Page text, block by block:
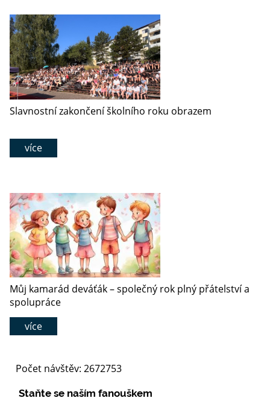
Slavnostní zakončení školního roku obrazem
více
Můj kamarád deváťák – společný rok plný přátelství a
spolupráce
více
Počet návštěv: 2672753
Staňte se naším fanouškem